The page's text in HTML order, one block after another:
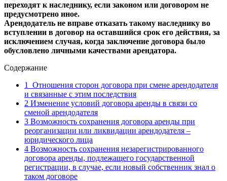
переходят к наследнику, если законом или договором не
предусмотрено иное.
Арендодатель не вправе отказать такому наследнику во
вступлении в договор на оставшийся срок его действия, за
исключением случая, когда заключение договора было
обусловлено личными качествами арендатора.
Содержание
1
Отношения сторон договора при смене арендодателя
и связанные с этим последствия
2 Изменение условий договора аренды в связи со
сменой арендодателя
3 Возможность сохранения договора аренды при
реорганизации или ликвидации арендодателя –
юридического лица
4 Возможность сохранения незарегистрированного
договора аренды, подлежащего государственной
регистрации, в случае, если новый собственник знал о
таком договоре